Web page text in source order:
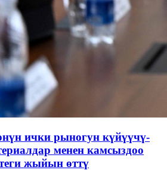
ички рыногун күйүүчү-
менен камсыздоо
жыйын өттү